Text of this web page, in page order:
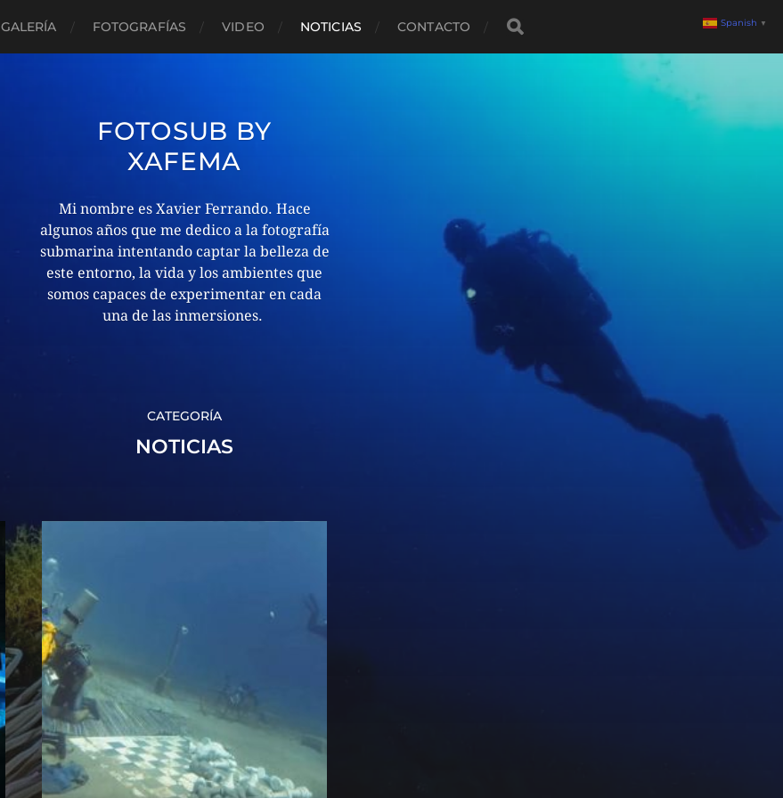
GALERÍA FOTOGRAFÍAS VIDEO NOTICIAS CONTACTO
FOTOSUB BY
XAFEMA
Mi nombre es Xavier Ferrando. Hace
algunos años que me dedico a la fotografía
submarina intentando captar la belleza de
este entorno, la vida y los ambientes que
somos capaces de experimentar en cada
una de las inmersiones. ​
CATEGORÍA
NOTICIAS
Spanish ▼